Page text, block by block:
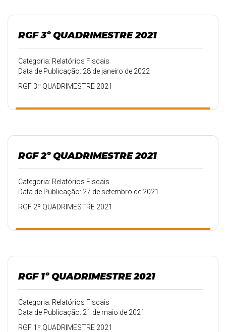
RGF 3º QUADRIMESTRE 2021
Categoria: Relatórios Fiscais
Data de Publicação: 28 de janeiro de 2022
RGF 3º QUADRIMESTRE 2021
RGF 2º QUADRIMESTRE 2021
Categoria: Relatórios Fiscais
Data de Publicação: 27 de setembro de 2021
RGF 2º QUADRIMESTRE 2021
RGF 1º QUADRIMESTRE 2021
Categoria: Relatórios Fiscais
Data de Publicação: 21 de maio de 2021
RGF 1º QUADRIMESTRE 2021